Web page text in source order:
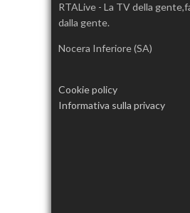
RTALive - La TV della
dalla gente.
Nocera Inferiore (SA)
Cookie policy
Informativa sulla privacy